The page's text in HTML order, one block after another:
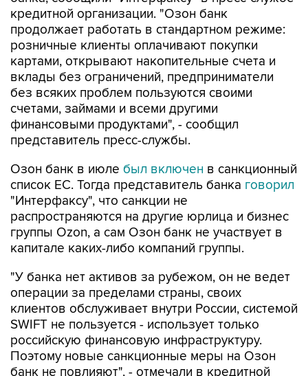
кредитной организации. "Озон банк
продолжает работать в стандартном режиме:
розничные клиенты оплачивают покупки
картами, открывают накопительные счета и
вклады без ограничений, предприниматели
без всяких проблем пользуются своими
счетами, займами и всеми другими
финансовыми продуктами", - сообщил
представитель пресс-службы.
Озон банк в июле был включен в санкционный
список ЕС. Тогда представитель банка говорил
"Интерфаксу", что санкции не
распространяются на другие юрлица и бизнес
группы Ozon, а сам Озон банк не участвует в
капитале каких-либо компаний группы.
"У банка нет активов за рубежом, он не ведет
операции за пределами страны, своих
клиентов обслуживает внутри России, системой
SWIFT не пользуется - использует только
российскую финансовую инфраструктуру.
Поэтому новые санкционные меры на Озон
банк не повлияют", - отмечали в кредитной